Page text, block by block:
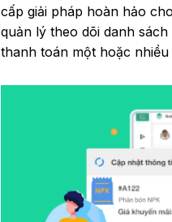
cấp giải pháp hoàn hảo
quản lý theo dõi danh
thanh toán một hoặc nhiều